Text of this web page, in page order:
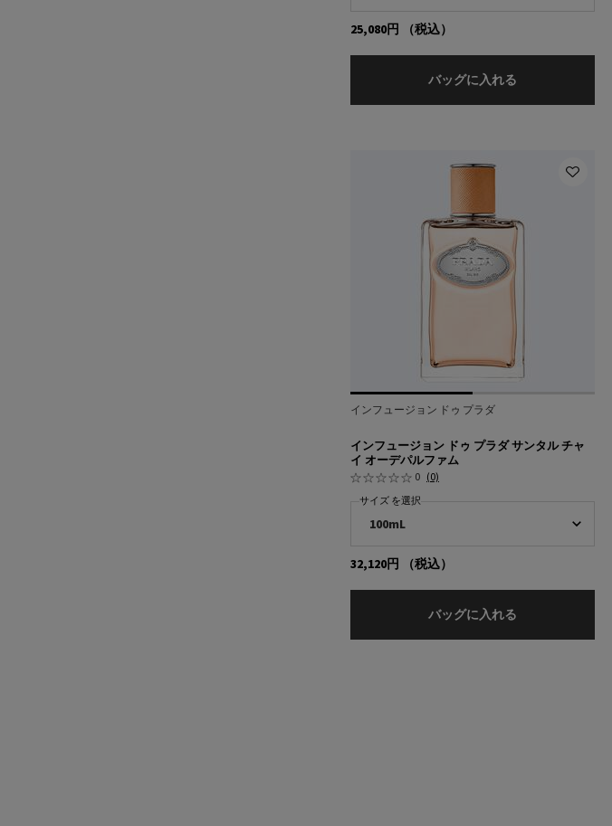
25,080円 （税込）
バッグに入れる プラダ パラド
インフュージョン ドゥ プラダ
インフュージョン ドゥ プラダ サンタル チャ
イ オーデパルファム
0 (0)
サイズ を選択
32,120円 （税込）
バッグに入れる インフュージ